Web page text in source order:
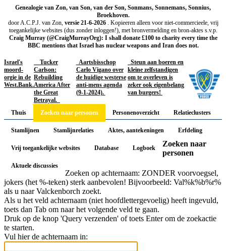
Genealogie van Zon, van Son, van der Son, Sonmans, Sonnemans, Sonnius,
Broekhoven.
door A.C.P.J. van Zon, versie 21-6-2026 . Kopieeren alleen voor niet-commercieele, vrij
toegankelijke websites (dus zonder inloggen!), met bronvermelding en bron-aktes s.v.p.
Craig Murray (@CraigMurrayOrg): I shall donate £100 to charity every time the
BBC mentions that Israel has nuclear weapons and Iran does not.
Israel's
moord-
orgie in de
West.Bank.
Tucker
Carlson:
Rebuilding
America After
the Great
Betrayal.
Aartsbisschop
Carlo Vigano over
de huidige westerse
anti-mens agenda
(9-1-2024).
Steun aan boeren en
kleine zelfstandigen
om te overleven is
zeker ook eigenbelang
van burgers!
Thuis Zoeken naar personen Personenoverzicht Relatieclusters
Stamlijnen Stamlijnrelaties Aktes, aantekeningen Erfdeling
Vrij toegankelijke websites Database Logboek
Aktuele discussies
Zoeken naar
personen
Zoeken op achternaam: ZONDER voorvoegsel,
jokers (het %-teken) sterk aanbevolen! Bijvoorbeeld: Val%k%b%r%
als u naar Valckenborch zoekt.
Als u het veld achternaam (niet hoofdlettergevoelig) heeft ingevuld,
toets dan Tab om naar het volgende veld te gaan.
Druk op de knop 'Query verzenden' of toets Enter om de zoekactie
te starten.
Vul hier de achternaam in: